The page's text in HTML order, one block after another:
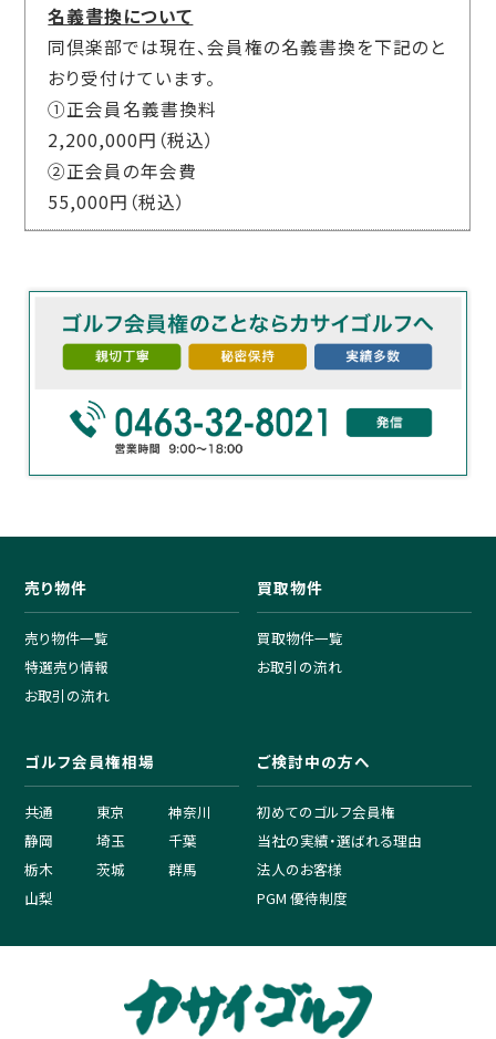
名義書換について
同倶楽部では現在、会員権の名義書換を下記のと
おり受付けています。
①正会員名義書換料
2,200,000円（税込）
②正会員の年会費
55,000円（税込）
売り物件
売り物件一覧
特選売り情報
お取引の流れ
買取物件
買取物件一覧
お取引の流れ
ゴルフ会員権相場
共通 東京
神奈川
静岡
埼玉
千葉
栃木
茨城
群馬
山梨
ご検討中の方へ
初めてのゴルフ会員権
当社の実績・選ばれる理由
法人のお客様
PGM 優待制度